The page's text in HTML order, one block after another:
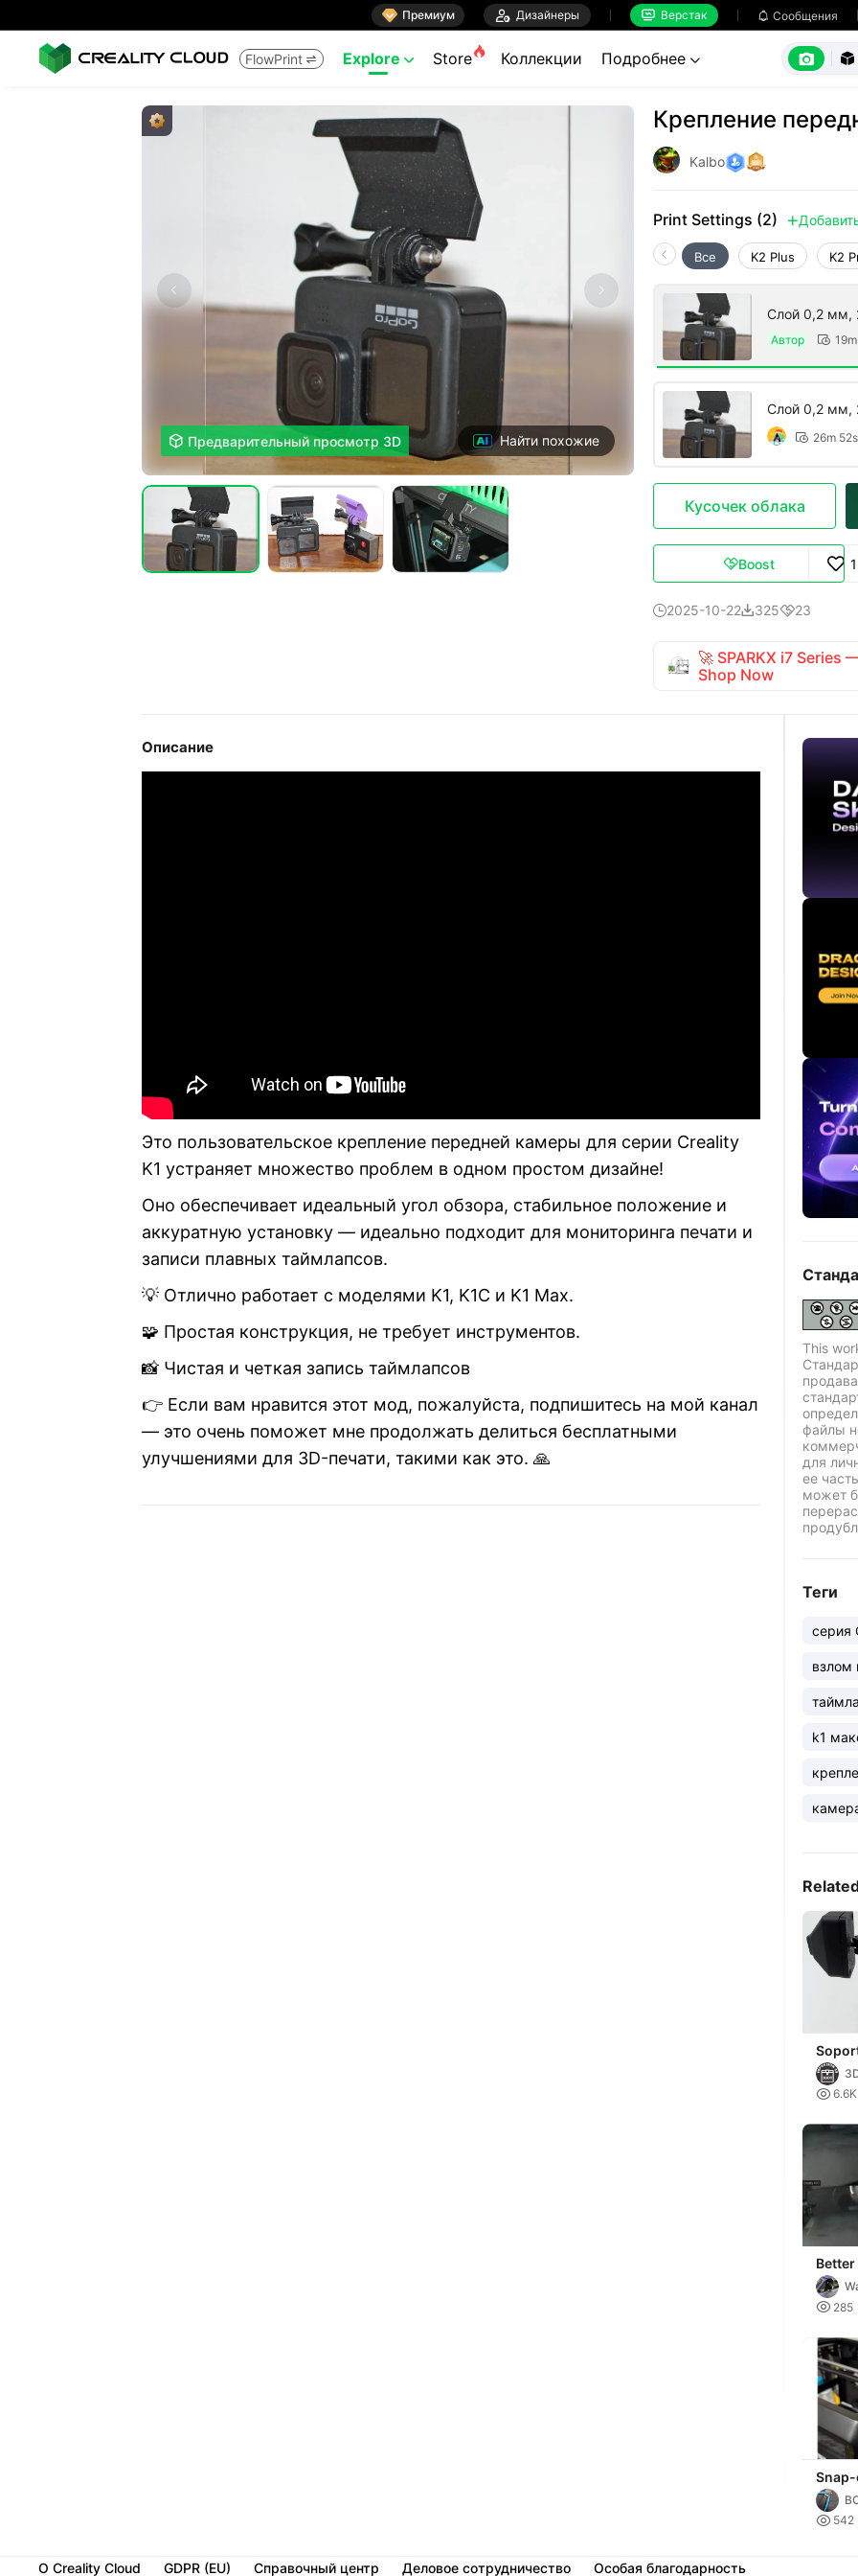
 Премиум  Дизайнеры  Верстак  Сообщения
FlowPrint  Explore  Store Коллекции Подробнее   
 Предварительный просмотр 3D Найти похожие
Крепление
Kalbo
Print Settings (2) 
Все K2 Plus K2
Слой 0,2 мм,
Автор 
Слой 0,2 мм,
 26m 52s
Кусочек облака
Boost
2025-10-2232523
🚀 SPARKX i7 Series
Shop Now
Описание
Это пользовательское крепление передней камеры для серии Creality
K1 устраняет множество проблем в одном простом дизайне!
Оно обеспечивает идеальный угол обзора, стабильное положение и
аккуратную установку — идеально подходит для мониторинга печати и
записи плавных таймлапсов.
💡 Отлично работает с моделями K1, K1C и K1 Max.
🧩 Простая конструкция, не требует инструментов.
📸 Чистая и четкая запись таймлапсов
👉 Если вам нравится этот мод, пожалуйста, подпишитесь на мой канал
— это очень поможет мне продолжать делиться бесплатными
улучшениями для 3D-печати, такими как это. 🙏
This
файлы
для
ее
может
Теги
серия
взлом
k1
K1 /
 6.6K
K1
 285
Snap-
 542
О Creality Cloud GDPR (EU) Справочный центр Деловое сотрудничество
Особая благодарность